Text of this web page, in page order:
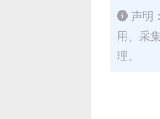
声明
用、采
理。